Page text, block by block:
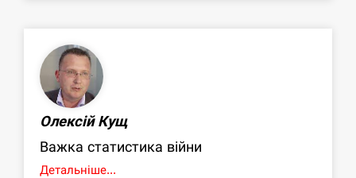
Олексій Кущ
Важка статистика війни
Детальніше...